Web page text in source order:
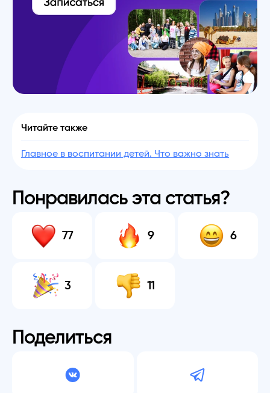
Читайте также
Главное в воспитании детей. Что важно знать
Понравилась эта статья?
77 9 6
3 11
Поделиться